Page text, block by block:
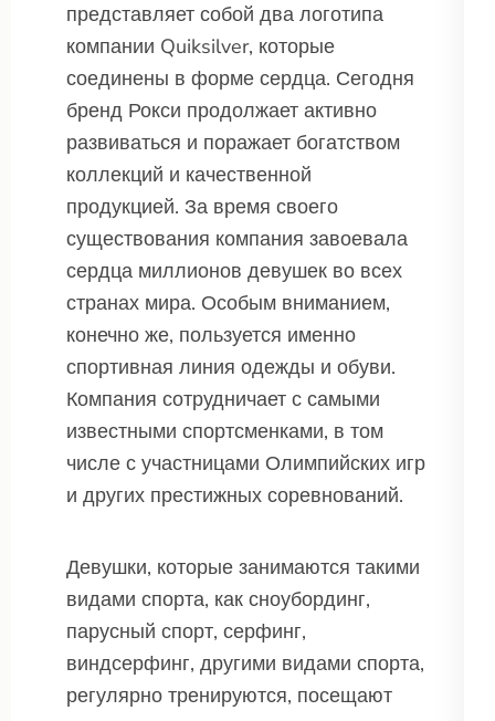
представляет собой два логотипа
компании Quiksilver, которые
соединены в форме сердца. Сегодня
бренд Рокси продолжает активно
развиваться и поражает богатством
коллекций и качественной
продукцией. За время своего
существования компания завоевала
сердца миллионов девушек во всех
странах мира. Особым вниманием,
конечно же, пользуется именно
спортивная линия одежды и обуви.
Компания сотрудничает с самыми
известными спортсменками, в том
числе с участницами Олимпийских игр
и других престижных соревнований.
Девушки, которые занимаются такими
видами спорта, как сноубординг,
парусный спорт, серфинг,
виндсерфинг, другими видами спорта,
регулярно тренируются, посещают